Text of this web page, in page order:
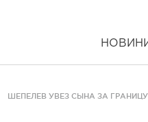
ШЕПЕЛЕВ УВЕЗ СЫНА ЗА